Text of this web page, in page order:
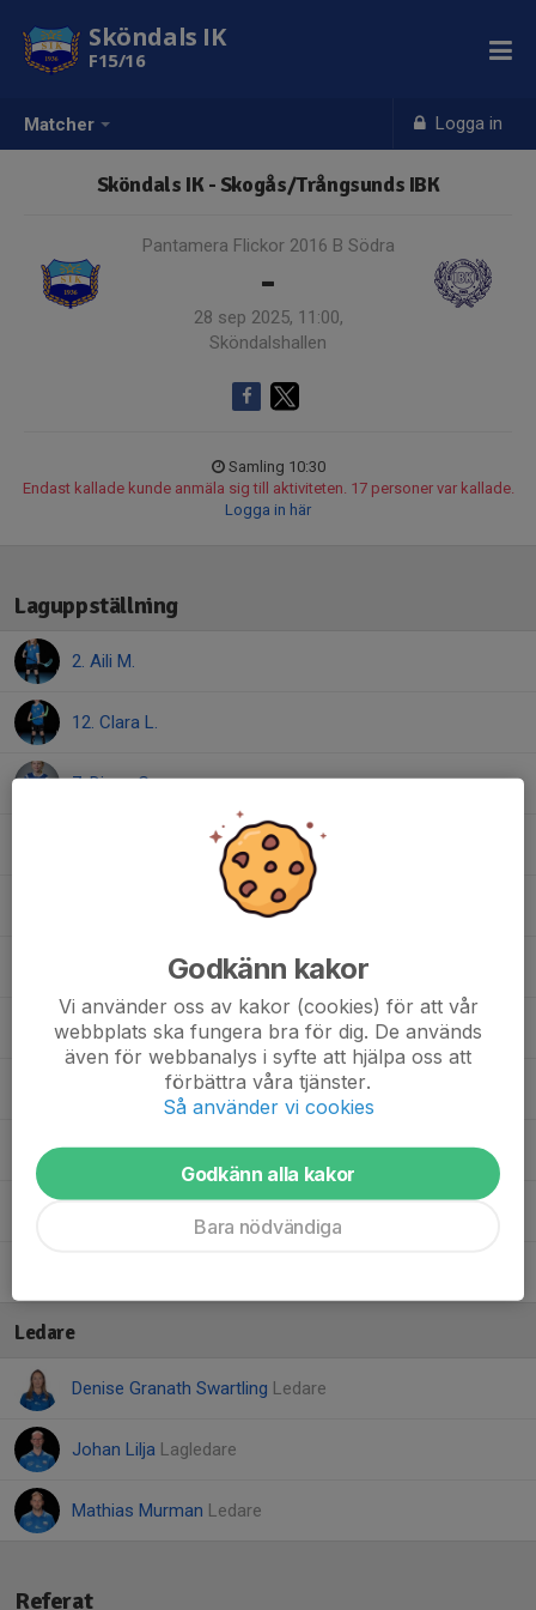
Matcher Logga in
Sköndals IK
F15/16
Sköndals IK - Skogås/Trångsunds IBK
Pantamera Flickor 2016 B Södra
-
28 sep 2025, 11:00,
Sköndalshallen
Samling 10:30
Endast kallade kunde anmäla sig till aktiviteten. 17 personer var kallade.
Logga in här
Laguppställning
2. Aili M.
12. Clara L.
7. Diana G.
13. Felicia F.
3. Matilda V.
Ledare
Denise Granath Swartling Ledare
Johan Lilja Lagledare
Mathias Murman Ledare
Referat
Godkänn kakor
Vi använder oss av kakor (cookies) för att vår
webbplats ska fungera bra för dig. De används
även för webbanalys i syfte att hjälpa oss att
förbättra våra tjänster.
Så använder vi cookies
Godkänn alla kakor
Bara nödvändiga